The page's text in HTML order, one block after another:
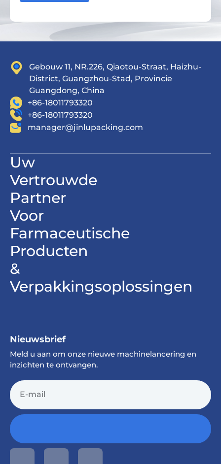
Gebouw 11, NR.226, Qiaotou-Straat, Haizhu-
District, Guangzhou-Stad, Provincie
Guangdong, China
+86-18011793320
+86-18011793320
manager@jinlupacking.com
Uw
Vertrouwde
Partner
Voor
Farmaceutische
Producten
&
Verpakkingsoplossingen
Nieuwsbrief
Meld u aan om onze nieuwe machinelancering en
inzichten te ontvangen.